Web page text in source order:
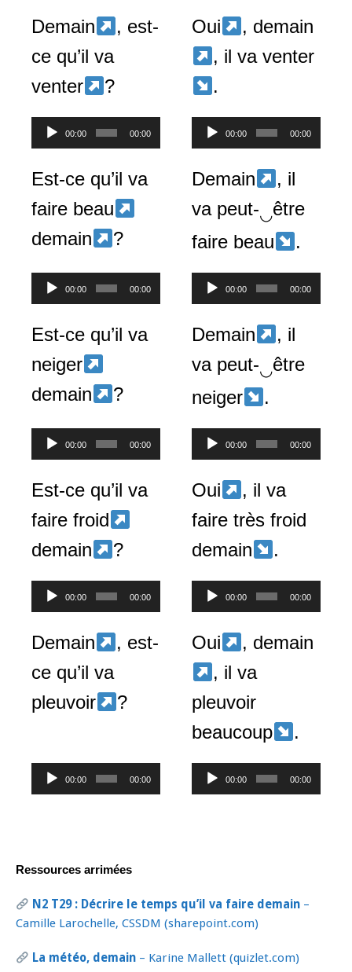
Demain
, est-
ce qu’il va
venter
?
Oui
, demain
, il va venter
.
Lecteur
00:00 00:00
Lecteur
00:00 00:00
Est-ce qu’il va
faire beau
demain
?
Demain
, il
va peut-◡être
faire beau
.
Lecteur
00:00 00:00
Lecteur
00:00 00:00
Est-ce qu’il va
neiger
demain
?
Demain
, il
va peut-◡être
neiger
.
Lecteur
00:00 00:00
Lecteur
00:00 00:00
Est-ce qu’il va
faire froid
demain
?
Oui
, il va
faire très froid
demain
.
Lecteur
00:00 00:00
Lecteur
00:00 00:00
Demain
, est-
ce qu’il va
pleuvoir
?
Oui
, demain
, il va
pleuvoir
beaucoup
.
Lecteur
00:00 00:00
Lecteur
00:00 00:00
Ressources arrimées
N2 T29 : Décrire le temps qu’il va faire demain –
Camille Larochelle, CSSDM (sharepoint.com)
La météo, demain – Karine Mallett (quizlet.com)